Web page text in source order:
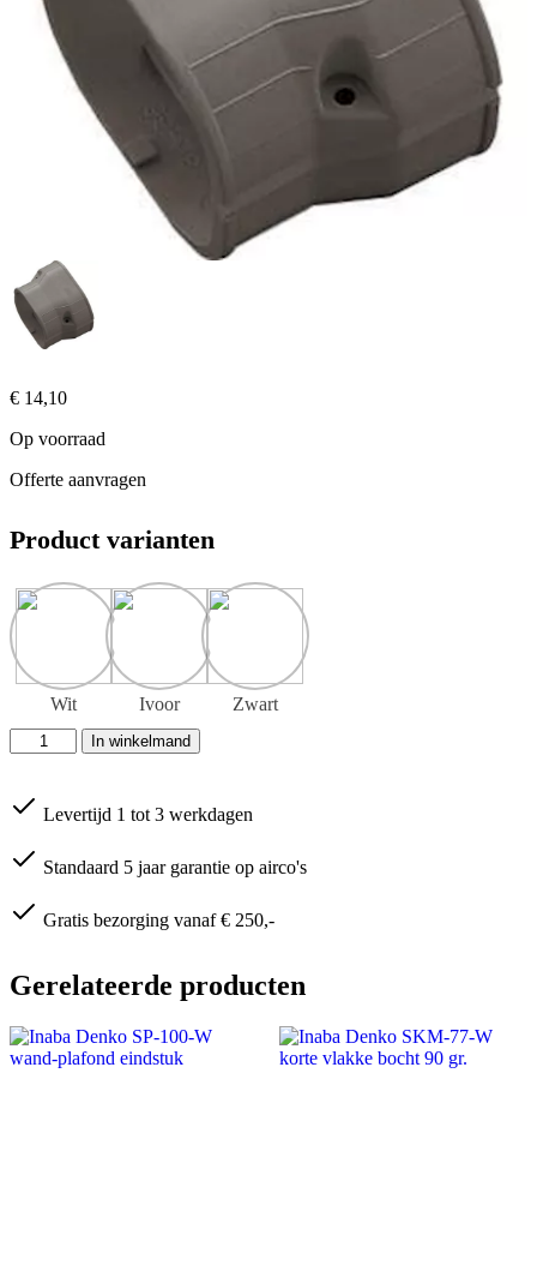
€ 14,10
Op voorraad
Offerte aanvragen
Product varianten
Wit Ivoor
Zwart
Inaba
Denko
100-
verloopstuk
In winkelmand
Levertijd 1 tot 3 werkdagen
Standaard 5 jaar garantie op airco's
Gratis bezorging vanaf € 250,-
Gerelateerde producten